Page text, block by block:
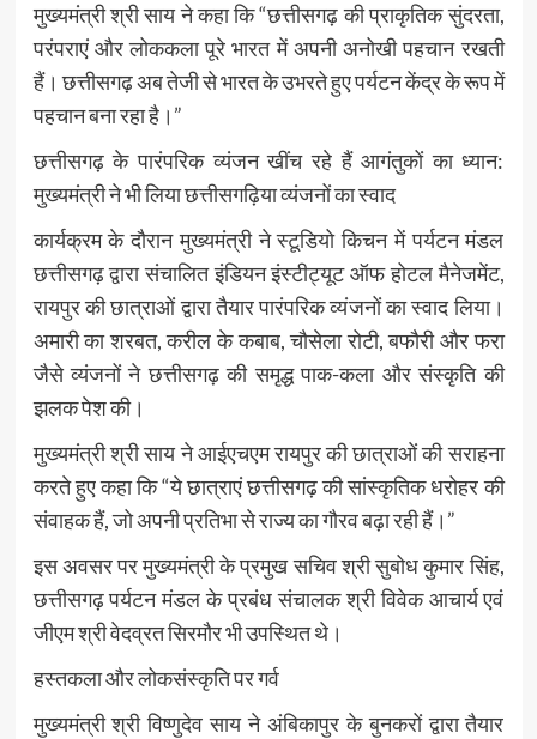
मुख्यमंत्री श्री साय ने कहा कि “छत्तीसगढ़ की प्राकृतिक सुंदरता,
परंपराएं और लोककला पूरे भारत में अपनी अनोखी पहचान रखती
हैं। छत्तीसगढ़ अब तेजी से भारत के उभरते हुए पर्यटन केंद्र के रूप में
पहचान बना रहा है।”
छत्तीसगढ़ के पारंपरिक व्यंजन खींच रहे हैं आगंतुकों का ध्यान:
मुख्यमंत्री ने भी लिया छत्तीसगढ़िया व्यंजनों का स्वाद
कार्यक्रम के दौरान मुख्यमंत्री ने स्टूडियो किचन में पर्यटन मंडल
छत्तीसगढ़ द्वारा संचालित इंडियन इंस्टीट्यूट ऑफ होटल मैनेजमेंट,
रायपुर की छात्राओं द्वारा तैयार पारंपरिक व्यंजनों का स्वाद लिया।
अमारी का शरबत, करील के कबाब, चौसेला रोटी, बफौरी और फरा
जैसे व्यंजनों ने छत्तीसगढ़ की समृद्ध पाक-कला और संस्कृति की
झलक पेश की।
मुख्यमंत्री श्री साय ने आईएचएम रायपुर की छात्राओं की सराहना
करते हुए कहा कि “ये छात्राएं छत्तीसगढ़ की सांस्कृतिक धरोहर की
संवाहक हैं, जो अपनी प्रतिभा से राज्य का गौरव बढ़ा रही हैं।”
इस अवसर पर मुख्यमंत्री के प्रमुख सचिव श्री सुबोध कुमार सिंह,
छत्तीसगढ़ पर्यटन मंडल के प्रबंध संचालक श्री विवेक आचार्य एवं
जीएम श्री वेदव्रत सिरमौर भी उपस्थित थे।
हस्तकला और लोकसंस्कृति पर गर्व
मुख्यमंत्री श्री विष्णुदेव साय ने अंबिकापुर के बुनकरों द्वारा तैयार